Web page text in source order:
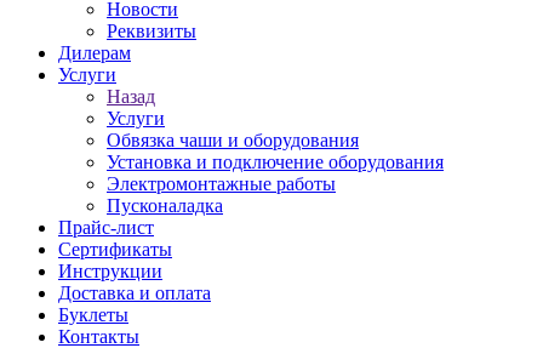
Новости
Реквизиты
Дилерам
Услуги
Назад
Услуги
Обвязка чаши и оборудования
Установка и подключение оборудования
Электромонтажные работы
Пусконаладка
Прайс-лист
Сертификаты
Инструкции
Доставка и оплата
Буклеты
Контакты